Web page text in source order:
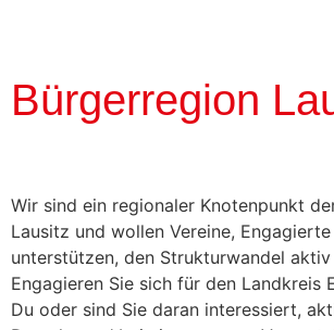
Bürgerregion
Wir sind ein regionaler Knotenpunkt
Lausitz und wollen Vereine,
unterstützen, den Strukturwandel
Engagieren Sie sich für den Landkreis
Du oder sind Sie daran interessiert,